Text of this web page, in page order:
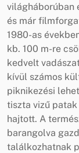
világháborúban
és már
1980-as
kb. 100 m-re
kedvelt
kívül számos
piknikezési
tiszta vizű
hajtott. A
barangolva
találkozhatnak